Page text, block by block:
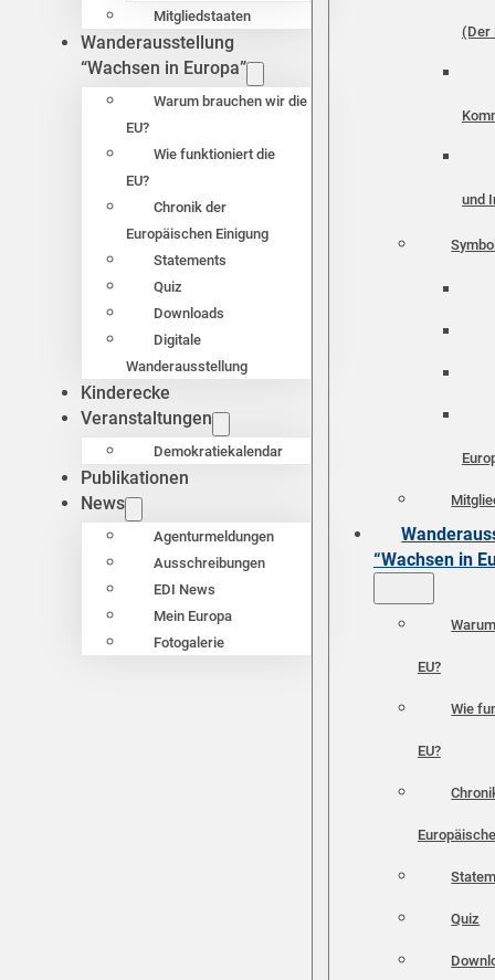
Mitgliedstaaten
Wanderausstellung
“Wachsen in Europa”
Warum brauchen wir die
EU?
Wie funktioniert die
EU?
Chronik der
Europäischen Einigung
Statements
Quiz
Downloads
Digitale
Wanderausstellung
Kinderecke
Veranstaltungen
Demokratiekalendar
Publikationen
News
Agenturmeldungen
Ausschreibungen
EDI News
Mein Europa
Fotogalerie
(Der
und
“Wachsen in
EU?
Wie
EU?
Quiz